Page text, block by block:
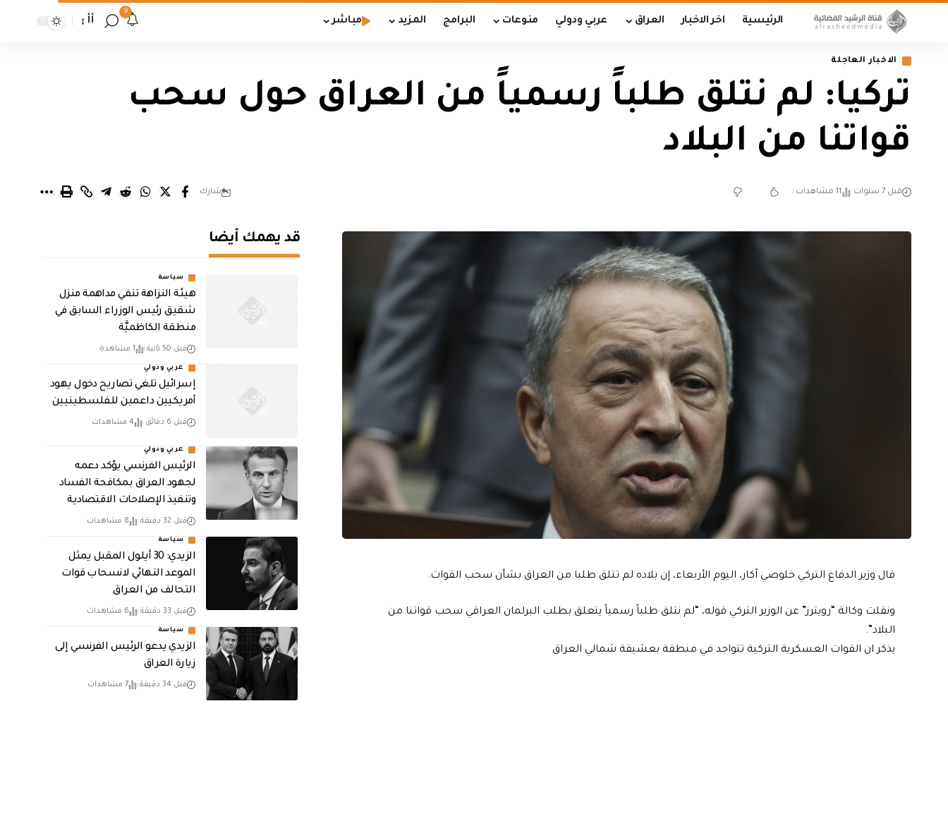
الرئيسية اخر الاخبار العراق عربي ودولي منوعات البرامج المزيد مباشر
9
أأ
الاخبار العاجلة
تركيا: لم نتلق طلباً رسمياً من العراق حول سحب
قواتنا من البلاد
قبل 7 سنوات 11 مشاهدات شارك
قال وزير الدفاع التركي خلوصي آكار، اليوم الأربعاء، إن بلاده لم تتلق طلبا من العراق بشأن سحب القوات.
ونقلت وكالة “رويترز” عن الوزير التركي قوله، “لم نتلق طلباً رسمياً يتعلق بطلب البرلمان العراقي سحب قواتنا من
البلاد”.
يذكر ان القوات العسكرية التركية تتواجد في منطقة بعشيقة شمالي العراق
قد يهمك أيضا
سياسة
هيئة النزاهة تنفي مداهمة منزل
شقيق رئيس الوزراء السابق في
منطقة الكاظميَّة
قبل 50 ثانية 1 مشاهدة
عربي ودولي
إسرائيل تلغي تصاريح دخول يهود
أمريكيين داعمين للفلسطينيين
قبل 6 دقائق 4 مشاهدات
عربي ودولي
الرئيس الفرنسي يؤكد دعمه
لجهود العراق بمكافحة الفساد
وتنفيذ الإصلاحات الاقتصادية
قبل 32 دقيقة 8 مشاهدات
سياسة
الزيدي: 30 أيلول المقبل يمثل
الموعد النهائي لانسحاب قوات
التحالف من العراق
قبل 33 دقيقة 6 مشاهدات
سياسة
الزيدي يدعو الرئيس الفرنسي إلى
زيارة العراق
قبل 34 دقيقة 7 مشاهدات